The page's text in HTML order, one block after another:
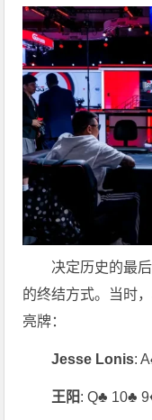
决定历史的最
的终结方式。当时
亮牌：
Jesse Lonis:
王阳: Q♣ 10♣